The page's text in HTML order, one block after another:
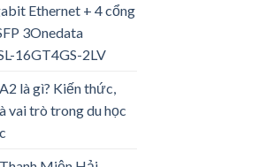
Ethernet + 4 cổng
3Onedata
16GT4GS-2LV
là gì? Kiến thức,
vai trò trong du học